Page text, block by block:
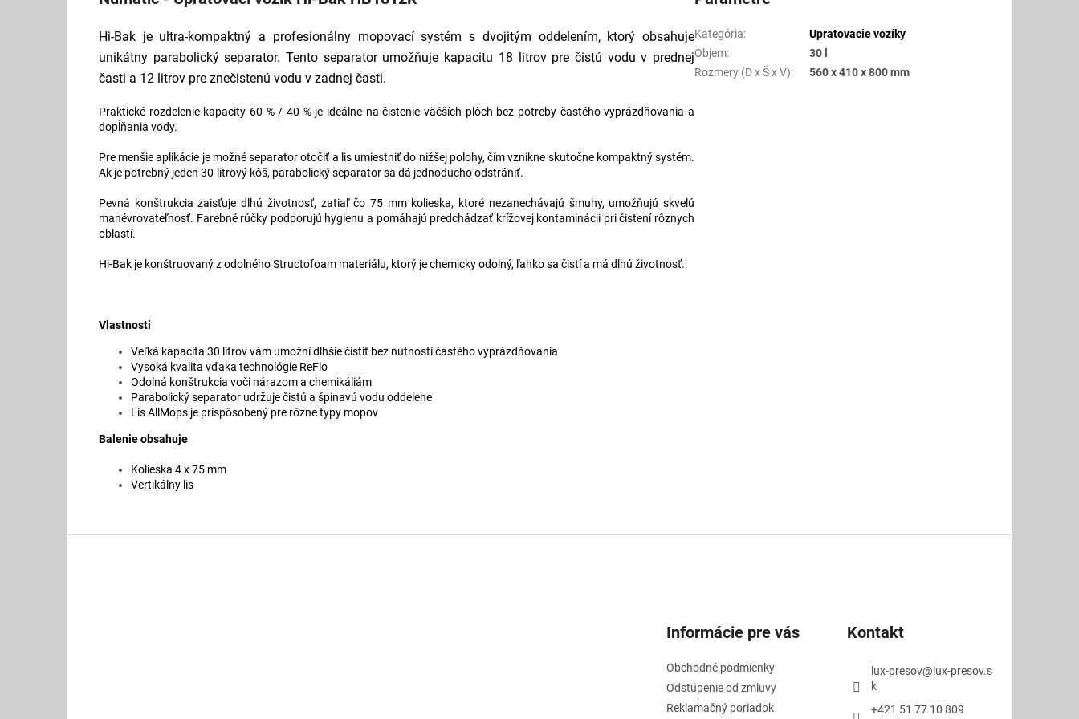
Hi-Bak je ultra-kompaktný a profesionálny mopovací systém s dvojitým oddelením, ktorý obsahuje
unikátny parabolický separator. Tento separator umožňuje kapacitu 18 litrov pre čistú vodu v prednej
časti a 12 litrov pre znečistenú vodu v zadnej časti.
Praktické rozdelenie kapacity 60 % / 40 % je ideálne na čistenie väčších plôch bez potreby častého vyprázdňovania a
dopĺňania vody.
Pre menšie aplikácie je možné separator otočiť a lis umiestniť do nižšej polohy, čím vznikne skutočne kompaktný systém.
Ak je potrebný jeden 30-litrový kôš, parabolický separator sa dá jednoducho odstrániť.
Pevná konštrukcia zaisťuje dlhú životnosť, zatiaľ čo 75 mm kolieska, ktoré nezanechávajú šmuhy, umožňujú skvelú
manévrovateľnosť. Farebné rúčky podporujú hygienu a pomáhajú predchádzať krížovej kontaminácii pri čistení rôznych
oblastí.
Hi-Bak je konštruovaný z odolného Structofoam materiálu, ktorý je chemicky odolný, ľahko sa čistí a má dlhú životnosť.
Vlastnosti
Veľká kapacita 30 litrov vám umožní dlhšie čistiť bez nutnosti častého vyprázdňovania
Vysoká kvalita vďaka technológie ReFlo
Odolná konštrukcia voči nárazom a chemikáliám
Parabolický separator udržuje čistú a špinavú vodu oddelene
Lis AllMops je prispôsobený pre rôzne typy mopov
Balenie obsahuje
Kolieska 4 x 75 mm
Vertikálny lis
Kategória:
Upratovacie vozíky
Objem:
30 l
Rozmery (D x Š x V): 560 x 410 x 800 mm
Informácie pre vás
Obchodné podmienky
Odstúpenie od zmluvy
Reklamačný poriadok
Kontakt
lux-presov@ lux-presov.s
k
+421 51 77 10 809